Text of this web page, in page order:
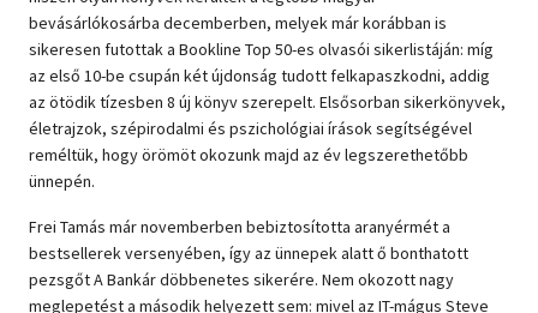
Vallás
bevásárlókosárba decemberben, melyek már korábban is
sikeresen futottak a Bookline Top 50-es olvasói sikerlistáján: míg
az első 10-be csupán két újdonság tudott felkapaszkodni, addig
az ötödik tízesben 8 új könyv szerepelt. Elsősorban sikerkönyvek,
életrajzok, szépirodalmi és pszichológiai írások segítségével
reméltük, hogy örömöt okozunk majd az év legszerethetőbb
ünnepén.
Frei Tamás már novemberben bebiztosította aranyérmét a
bestsellerek versenyében, így az ünnepek alatt ő bonthatott
pezsgőt A Bankár döbbenetes sikerére. Nem okozott nagy
meglepetést a második helyezett sem: mivel az IT-mágus Steve